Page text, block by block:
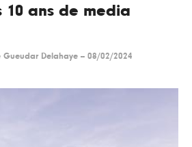
10 ans de media
Gueudar Delahaye -- 08/02/2024